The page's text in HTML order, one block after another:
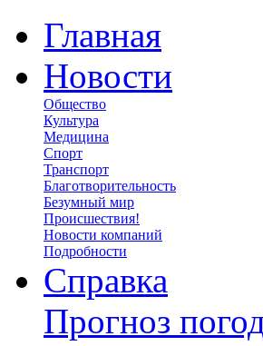
Главная
Новости
Общество
Культура
Медицина
Спорт
Транспорт
Благотворительность
Безумный мир
Происшествия!
Новости компаний
Подробности
Справка
Прогноз